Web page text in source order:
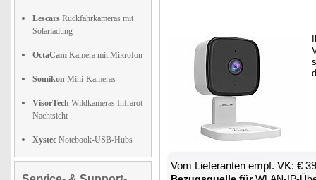
Lescars Rückfahrkameras mit
Solarladung
OctaCam Kamera mit Mikrofon
Somikon Mini-Kameras
VisorTech Wildkameras Infrarot-
Nachtsicht
Xystec Notebook-USB-Hubs
Vom Lie­fe­ran­ten empf. VK: €